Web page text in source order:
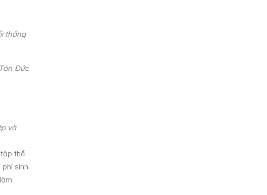
thống
Đức
và
thể
sinh